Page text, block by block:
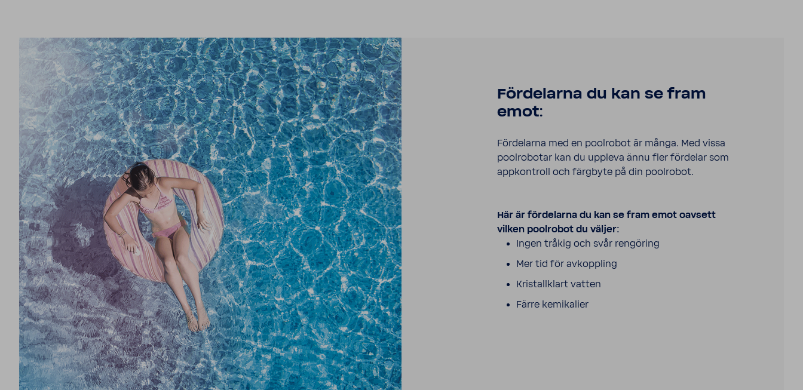
Förde­larna du kan se fram
emot:
Förde­larna med en pool­robot är många. Med vissa
pool­ro­botar kan du uppleva ännu fler fördelar som
appkon­troll och färg­byte på din pool­robot.
Här är förde­larna du kan se fram emot oavsett
vilken pool­robot du väljer:
Ingen tråkig och svår rengö­ring
Mer tid för avkopp­ling
Kristall­klart vatten
Färre kemi­ka­lier